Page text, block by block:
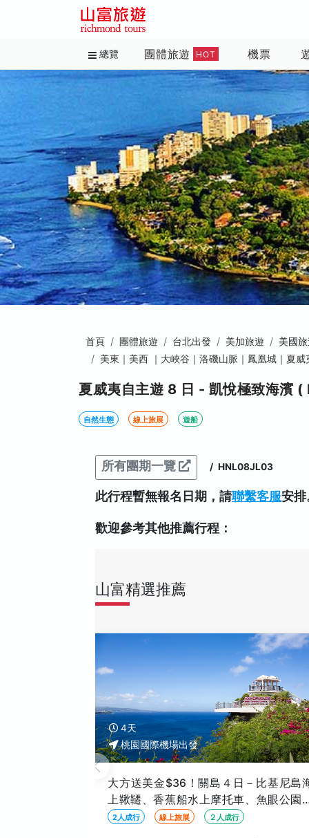
總覽 團體旅遊 HOT 機票
首頁 團體旅遊 台北出發 美加旅遊
美國
美東｜美西 ｜大峽谷｜洛磯山脈｜鳳凰城｜夏威
夏威夷自主遊 8 日 - 凱悅極致海濱
自然生態 線上旅展 遊船
所有團期一覽 / HNL08JL03
此行程暫無報名日期，請聯繫客服安
歡迎參考其他推薦行程：
山富精選推薦
4天
桃園國際機場出發
大方送美金$36！關島４日－比基尼島
上鞦韆、香蕉船水上摩托車、魚眼公園
化秀、PIC 魔術秀【促銷Ｇ艙、２人
2人成行 線上旅展 ２人成行